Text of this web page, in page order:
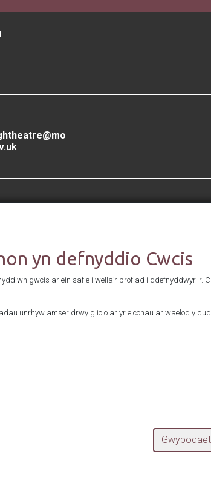
yn defnyddio Cwcis
gwcis ar ein safle i wella’r profiad i ddefnyddwyr. r.
unrhyw amser drwy glicio ar yr eiconau ar waelod y